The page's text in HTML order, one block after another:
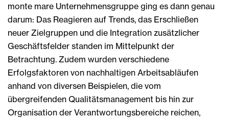
monte mare Unternehmensgruppe ging es dann genau
darum: Das Reagieren auf Trends, das Erschließen
neuer Zielgruppen und die Integration zusätzlicher
Geschäftsfelder standen im Mittelpunkt der
Betrachtung. Zudem wurden verschiedene
Erfolgsfaktoren von nachhaltigen Arbeitsabläufen
anhand von diversen Beispielen, die vom
übergreifenden Qualitätsmanagement bis hin zur
Organisation der Verantwortungsbereiche reichen,